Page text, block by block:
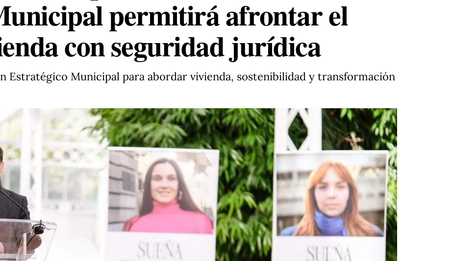
permitirá afrontar el
con seguridad jurídica
Estratégico Municipal para abordar vivienda, sostenibilidad y transformación